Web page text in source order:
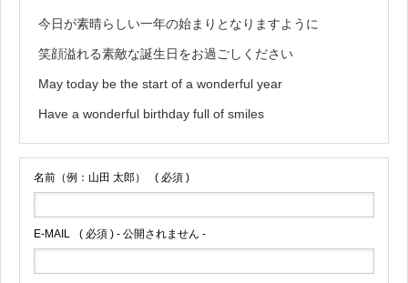
今日が素晴らしい一年の始まりとなりますように
笑顔溢れる素敵な誕生日をお過ごしください
May today be the start of a wonderful year
Have a wonderful birthday full of smiles
名前（例：山田 太郎） ( 必須 )
E-MAIL ( 必須 ) - 公開されません -